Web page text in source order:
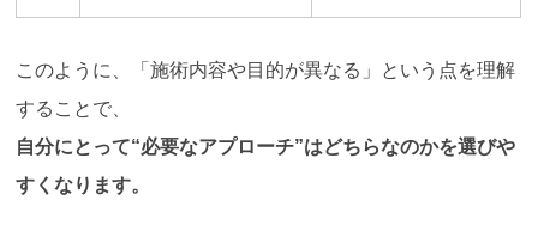
このように、「施術内容や目的が異なる」という点を理解
することで、
自分にとって“必要なアプローチ”はどちらなのかを選びや
すくなります。